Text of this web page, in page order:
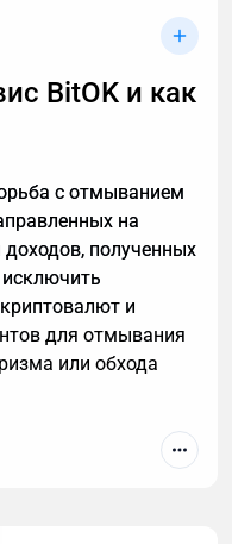
в текст,
договоренности
принцип
ее применения. А
BitOK и как
с отмыванием
на
полученных
и
для отмывания
или обхода